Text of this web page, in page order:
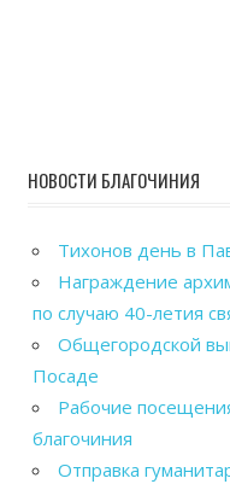
НОВОСТИ БЛАГОЧИНИЯ
Тихонов день в
Награждение
по случаю 40-летия
Общегородской
Посаде
Рабочие
благочиния
Отправка